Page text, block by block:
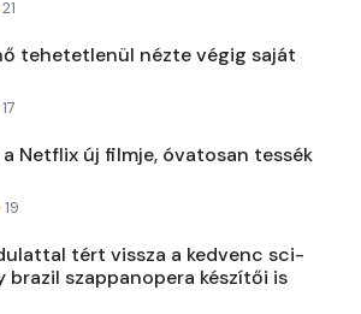
21
tehetetlenül nézte végig saját
17
Netflix új filmje, óvatosan tessék
19
tért vissza a kedvenc sci-
brazil szappanopera készítői is